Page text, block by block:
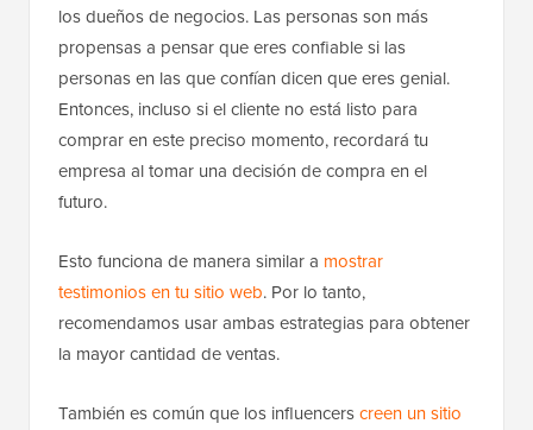
los dueños de negocios. Las personas son más
propensas a pensar que eres confiable si las
personas en las que confían dicen que eres genial.
Entonces, incluso si el cliente no está listo para
comprar en este preciso momento, recordará tu
empresa al tomar una decisión de compra en el
futuro.
Esto funciona de manera similar a mostrar
testimonios en tu sitio web. Por lo tanto,
recomendamos usar ambas estrategias para obtener
la mayor cantidad de ventas.
También es común que los influencerscreen un sitio